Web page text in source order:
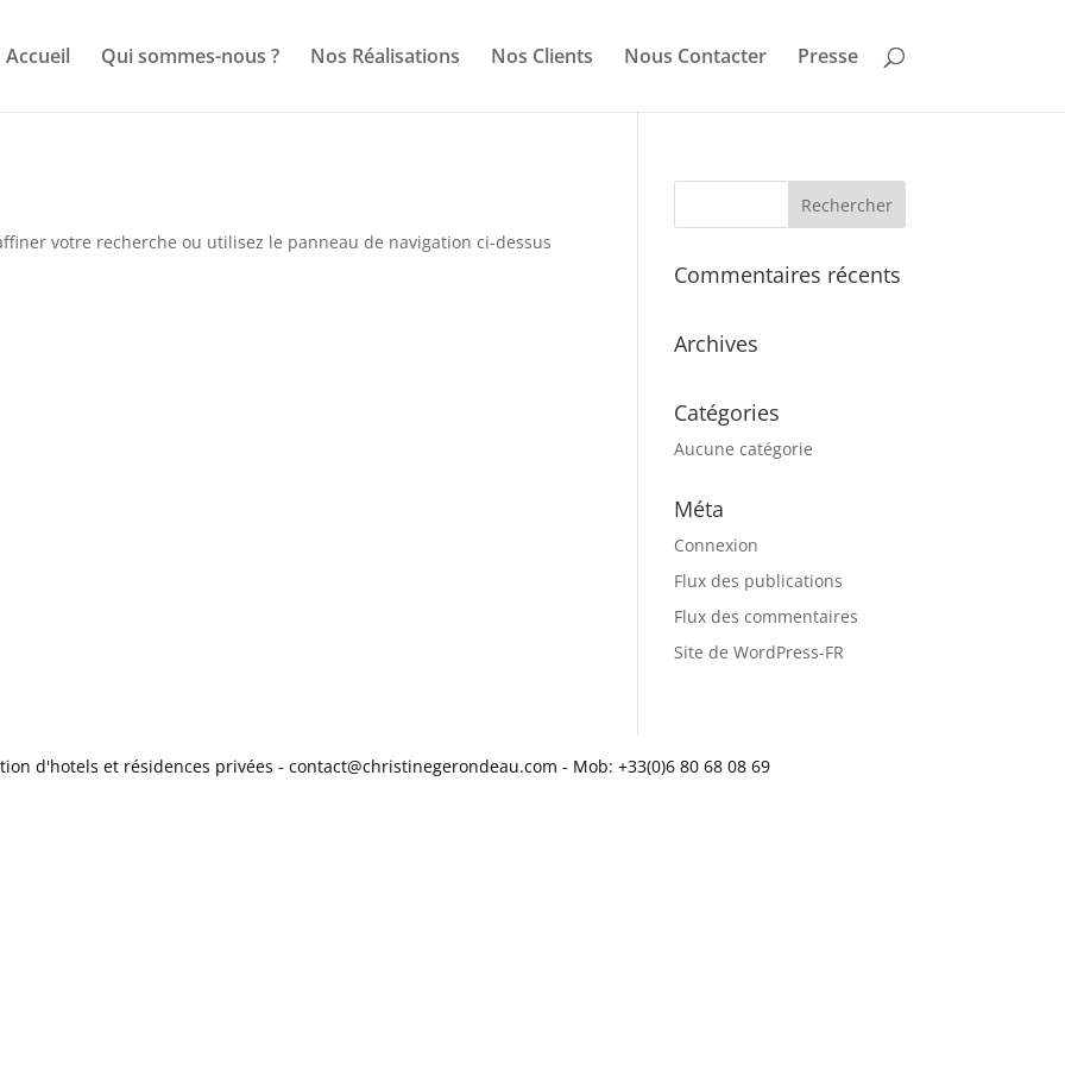
Accueil Qui sommes-nous ? Nos Réalisations Nos Clients Nous Contacter Presse
votre recherche ou utilisez le panneau de navigation ci-dessus
Commentaires récents
Archives
Catégories
Aucune catégorie
Méta
Connexion
Flux des publications
Flux des commentaires
Site de WordPress-FR
d'hotels et résidences privées - contact@christinegerondeau.com - Mob: +33(0)6 80 68 08 69